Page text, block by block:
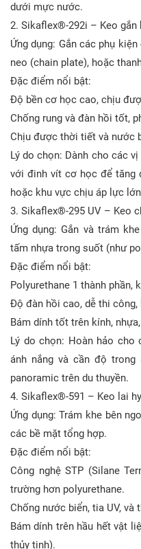
dưới mực nước.
2. Sikaflex®-292i – Keo
Ứng dụng: Gắn các phụ
neo (chain plate), hoặc
Đặc điểm nổi bật:
Độ bền cơ học cao, chịu
Chống rung và đàn hồi tốt,
Chịu được thời tiết và nước
Lý do chọn: Dành cho các
với đinh vít cơ học để tăng
hoặc khu vực chịu áp lực
3. Sikaflex®-295 UV – Keo
Ứng dụng: Gắn và trám
tấm nhựa trong suốt (như
Đặc điểm nổi bật:
Polyurethane 1 thành phần,
Độ đàn hồi cao, dễ thi
Bám dính tốt trên kính,
Lý do chọn: Hoàn hảo
ánh nắng và cần độ
panoramic trên du thuyền.
4. Sikaflex®-591 – Keo lai
Ứng dụng: Trám khe bên
các bề mặt tổng hợp.
Đặc điểm nổi bật:
Công nghệ STP (Silane
trường hơn polyurethane.
Chống nước biển, tia UV,
Bám dính trên hầu hết vật
thủy tinh).